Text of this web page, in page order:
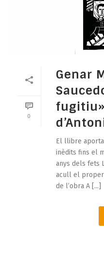
0
Genar
El llibre
inèdits fins el
anys dels fets
acull el proper
de l’obra A [...]